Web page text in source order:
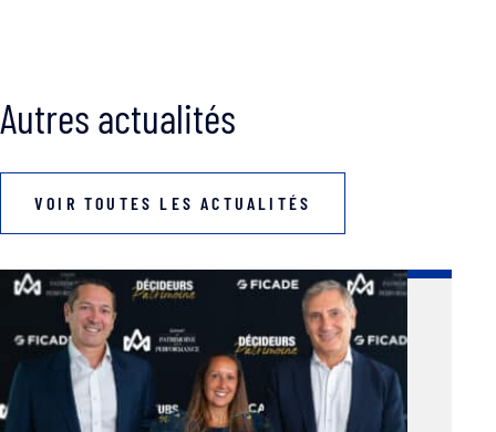
Autres actualités
VOIR TOUTES LES ACTUALITÉS